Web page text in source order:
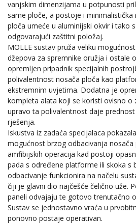
vanjskim dimenzijama u potpunosti
same ploče, a postoje i
ploča umeće u aluminijski okvir i tako
odgovarajući zaštitni položaj.
MOLLE sustav pruža veliku
džepova za spremnike oružja i ostale
opremljen pripadnik specijalnih
polivalentnost nosača ploča kao
ekstremnim uvjetima. Dodatna je
kompleta alata koji se koristi ovisno o
upravo ta polivalentnost daje
rješenja.
Iskustva iz zadaća specijalaca
mogućnost brzog odbacivanja nosača
amfibijskih operacija kad postoji
pada s određene platforme ili skoka s
odbacivanje funkcionira na načelu
čiji je glavni dio najčešće čelično uže.
paneli odvajaju te gotovo trenutačno
Sustav se jednostavno vraća u
ponovno postaje operativan.